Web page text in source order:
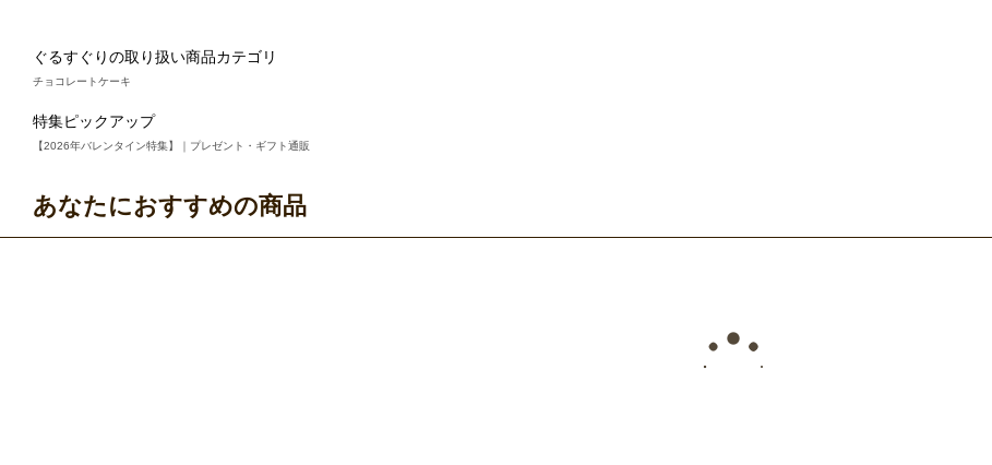
ぐるすぐりの取り扱い商品カテゴリ
チョコレートケーキ
特集ピックアップ
【2026年バレンタイン特集】｜プレゼント・ギフト通販
あなたにおすすめの商品